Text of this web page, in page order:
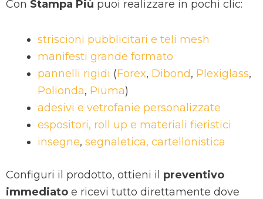
Con Stampa Più puoi realizzare in pochi clic:
striscioni pubblicitari e teli mesh
manifesti grande formato
pannelli rigidi (Forex, Dibond, Plexiglass,
Polionda, Piuma)
adesivi e vetrofanie personalizzate
espositori, roll up e materiali fieristici
insegne, segnaletica, cartellonistica
Configuri il prodotto, ottieni il preventivo
immediato e ricevi tutto direttamente dove